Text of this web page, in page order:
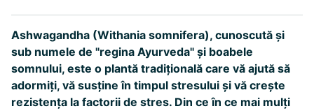
Ashwagandha (Withania somnifera), cunoscută și
sub numele de "regina Ayurveda" și boabele
somnului, este o plantă tradițională care vă ajută să
adormiți, vă susține în timpul stresului și vă crește
rezistența la factorii de stres. Din ce în ce mai mulți